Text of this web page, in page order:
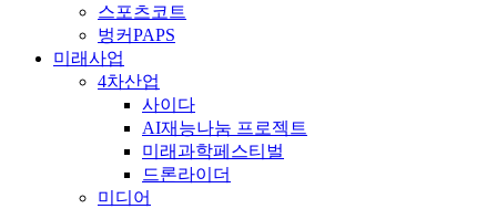
스포츠코트
벙커PAPS
미래사업
4차산업
사이다
AI재능나눔 프로젝트
미래과학페스티벌
드론라이더
미디어